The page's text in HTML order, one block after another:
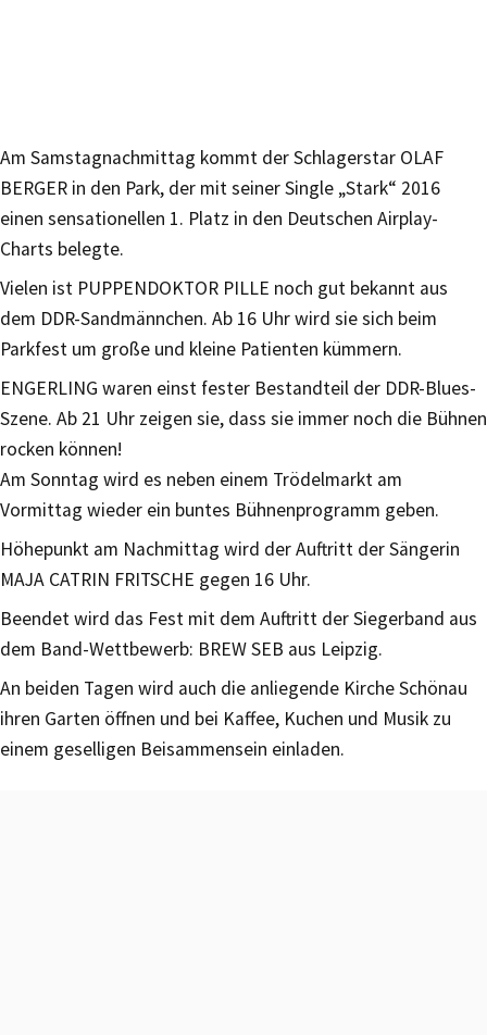
Am Samstagnachmittag kommt der Schlagerstar OLAF
BERGER in den Park, der mit seiner Single „Stark“ 2016
einen sensationellen 1. Platz in den Deutschen Airplay-
Charts belegte.
Vielen ist PUPPENDOKTOR PILLE noch gut bekannt aus
dem DDR-Sandmännchen. Ab 16 Uhr wird sie sich beim
Parkfest um große und kleine Patienten kümmern.
ENGERLING waren einst fester Bestandteil der DDR-Blues-
Szene. Ab 21 Uhr zeigen sie, dass sie immer noch die Bühnen
rocken können!
Am Sonntag wird es neben einem Trödelmarkt am
Vormittag wieder ein buntes Bühnenprogramm geben.
Höhepunkt am Nachmittag wird der Auftritt der Sängerin
MAJA CATRIN FRITSCHE gegen 16 Uhr.
Beendet wird das Fest mit dem Auftritt der Siegerband aus
dem Band-Wettbewerb: BREW SEB aus Leipzig.
An beiden Tagen wird auch die anliegende Kirche Schönau
ihren Garten öffnen und bei Kaffee, Kuchen und Musik zu
einem geselligen Beisammensein einladen.